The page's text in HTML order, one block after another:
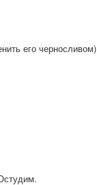
его черносливом)